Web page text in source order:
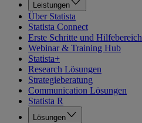
Leistungen
Über Statista
Statista Connect
Erste Schritte und Hilfebereich
Webinar & Training Hub
Statista+
Research Lösungen
Strategieberatung
Communication Lösungen
Statista R
Lösungen